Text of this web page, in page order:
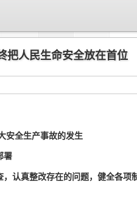
把人民生命安全放在首位
安全生产事故的发生
署
认真整改存在的问题，健全各项